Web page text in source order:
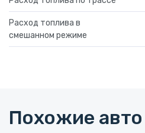
Расход топлива в
смешанном режиме
Похожие авто